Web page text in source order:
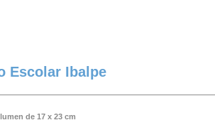
Escolar Ibalpe
de 17 x 23 cm